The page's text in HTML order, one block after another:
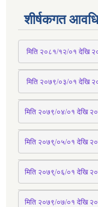
शीर्षकगत
मिति २०८१/१२/०१ देखि
मिति २०७९/०३/०१ देखि
मिति २०७९/०४/०१ देखि
मिति २०७९्/०५/०१ देखि
मिति २०७९्/०६/०१ देखि
मिति २०७९/०७/०१ देखि